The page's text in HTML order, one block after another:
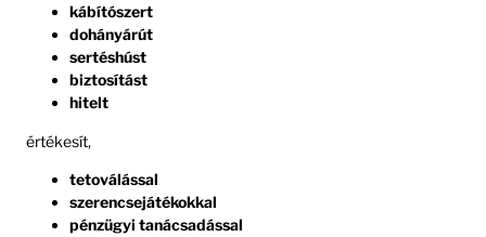
kábítószert
dohányárút
sertéshúst
biztosítást
hitelt
értékesít,
tetoválással
szerencsejátékokkal
pénzügyi tanácsadással